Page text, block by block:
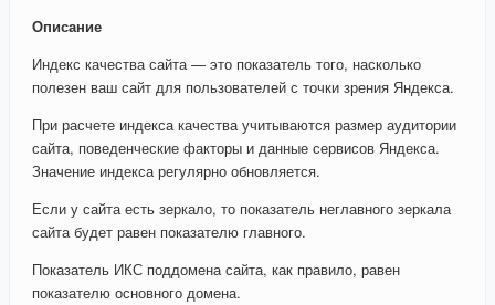
Описание
Индекс качества сайта — это показатель того, насколько
полезен ваш сайт для пользователей с точки зрения Яндекса.
При расчете индекса качества учитываются размер аудитории
сайта, поведенческие факторы и данные сервисов Яндекса.
Значение индекса регулярно обновляется.
Если у сайта есть зеркало, то показатель неглавного зеркала
сайта будет равен показателю главного.
Показатель ИКС поддомена сайта, как правило, равен
показателю основного домена.